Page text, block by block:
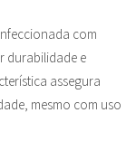
com
durabilidade e
assegura
mesmo com uso